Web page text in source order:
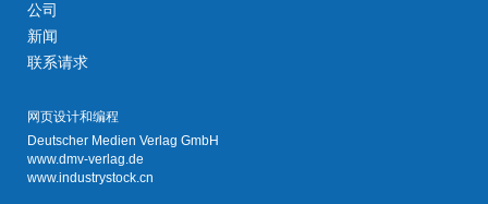
公司
新闻
联系请求
网页设计和编程
Deutscher Medien Verlag GmbH
www.dmv-verlag.de
www.industrystock.cn